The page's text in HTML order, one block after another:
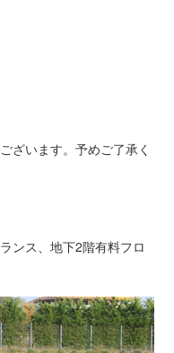
ざいます。予めご了承く
ンス、地下2階有料フロ